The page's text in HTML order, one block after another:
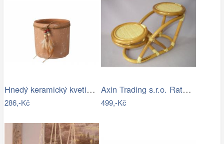
Hnedý keramický kvetináč s pierkami -…
286,-Kč
Axin Trading s.r.o. Ratanový stojánek…
499,-Kč